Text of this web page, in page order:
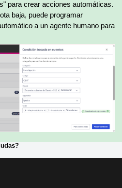
para crear acciones automáticas.
baja, puede programar
a un agente humano para